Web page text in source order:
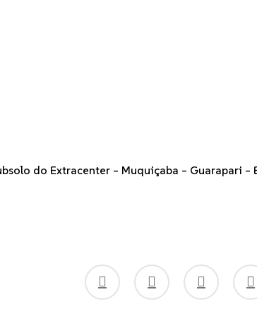
do Extracenter – Muquiçaba – Guarapari –
instagram whatsapp phone email